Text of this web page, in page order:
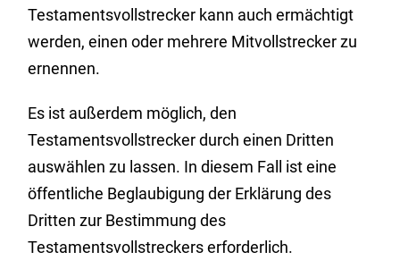
Testamentsvollstrecker kann auch ermächtigt
werden, einen oder mehrere Mitvollstrecker zu
ernennen.
Es ist außerdem möglich, den
Testamentsvollstrecker durch einen Dritten
auswählen zu lassen. In diesem Fall ist eine
öffentliche Beglaubigung der Erklärung des
Dritten zur Bestimmung des
Testamentsvollstreckers erforderlich.